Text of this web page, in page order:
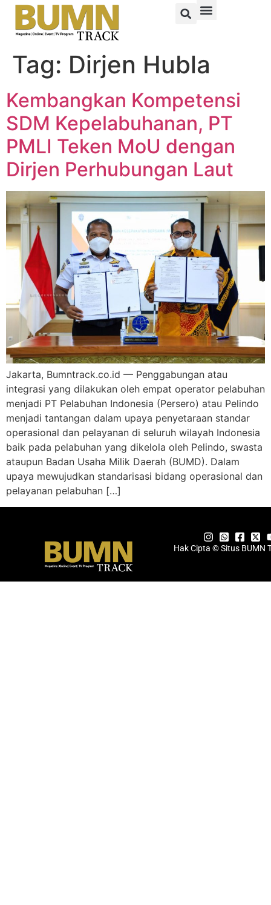
Tag: Dirjen Hubla
Kembangkan Kompetensi
SDM Kepelabuhanan, PT
PMLI Teken MoU dengan
Dirjen Perhubungan Laut
Jakarta, Bumntrack.co.id — Penggabungan atau
integrasi yang dilakukan oleh empat operator pelabuhan
menjadi PT Pelabuhan Indonesia (Persero) atau Pelindo
menjadi tantangan dalam upaya penyetaraan standar
operasional dan pelayanan di seluruh wilayah Indonesia
baik pada pelabuhan yang dikelola oleh Pelindo, swasta
ataupun Badan Usaha Milik Daerah (BUMD). Dalam
upaya mewujudkan standarisasi bidang operasional dan
pelayanan pelabuhan […]
Hak Cipta © Situs BUMN